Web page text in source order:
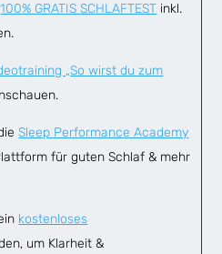
100% GRATIS SCHLAFTEST inkl.
„So wirst du zum
Sleep Performance Academy
für guten Schlaf & mehr
kostenloses
um Klarheit &